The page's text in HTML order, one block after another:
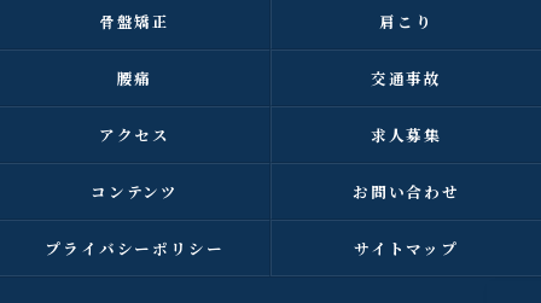
骨盤矯正 肩こり
腰痛 交通事故
アクセス 求人募集
コンテンツ お問い合わせ
プライバシーポリシー サイトマップ